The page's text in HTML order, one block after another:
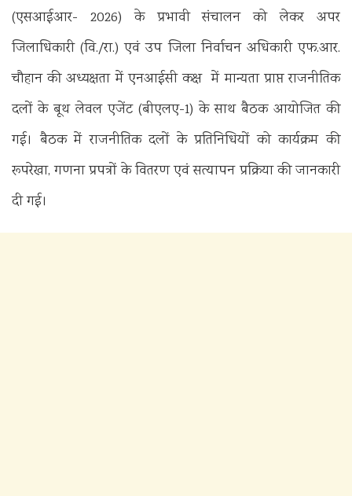
(एसआईआर- 2026) के प्रभावी संचालन को लेकर अपर
जिलाधिकारी (वि./रा.) एवं उप जिला निर्वाचन अधिकारी एफ.आर.
चौहान की अध्यक्षता में एनआईसी कक्ष में मान्यता प्राप्त राजनीतिक
दलों के बूथ लेवल एजेंट (बीएलए-1) के साथ बैठक आयोजित की
गई। बैठक में राजनीतिक दलों के प्रतिनिधियों को कार्यक्रम की
रूपरेखा, गणना प्रपत्रों के वितरण एवं सत्यापन प्रक्रिया की जानकारी
दी गई।